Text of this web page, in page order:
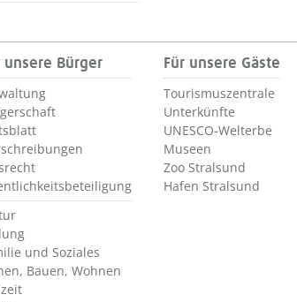
unsere Bürger
und Soziales
Bauen, Wohnen
Für unsere Gäste
Tourismuszentrale
Unterkünfte
UNESCO-Welterbe
Museen
Zoo Stralsund
Hafen Stralsund